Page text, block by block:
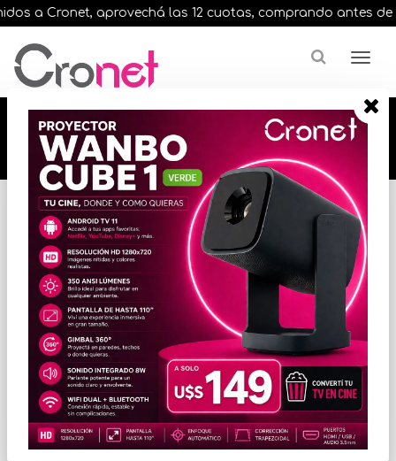
a Cronet, aprovechá las 12 cuotas, comprando antes de
🔥🔥🔥 12 cuotas, en todos nuestros artículos,
comprando antes de las 13 hrs. envíos en el
día 🔥🔥🔥
Inicio
VARIOS INFORMATICA
ACCESORIOS VARIOS
* Las imágenes se exhiben con fines ilustrativos.